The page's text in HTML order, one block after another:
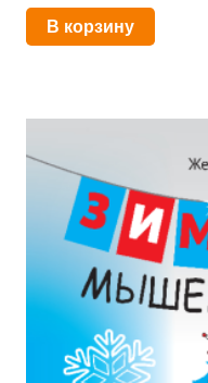
В корзину